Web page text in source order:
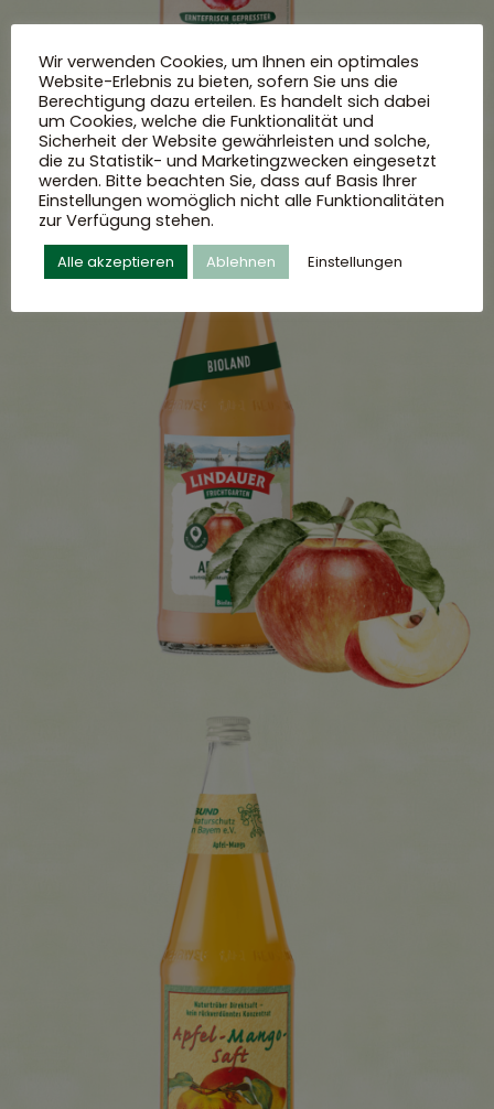
Wir verwenden Cookies, um Ihnen ein optimales
Website-Erlebnis zu bieten, sofern Sie uns die
Berechtigung dazu erteilen. Es handelt sich dabei
um Cookies, welche die Funktionalität und
Sicherheit der Website gewährleisten und solche,
die zu Statistik- und Marketingzwecken eingesetzt
werden. Bitte beachten Sie, dass auf Basis Ihrer
Einstellungen womöglich nicht alle Funktionalitäten
zur Verfügung stehen.
Alle akzeptieren Ablehnen Einstellungen